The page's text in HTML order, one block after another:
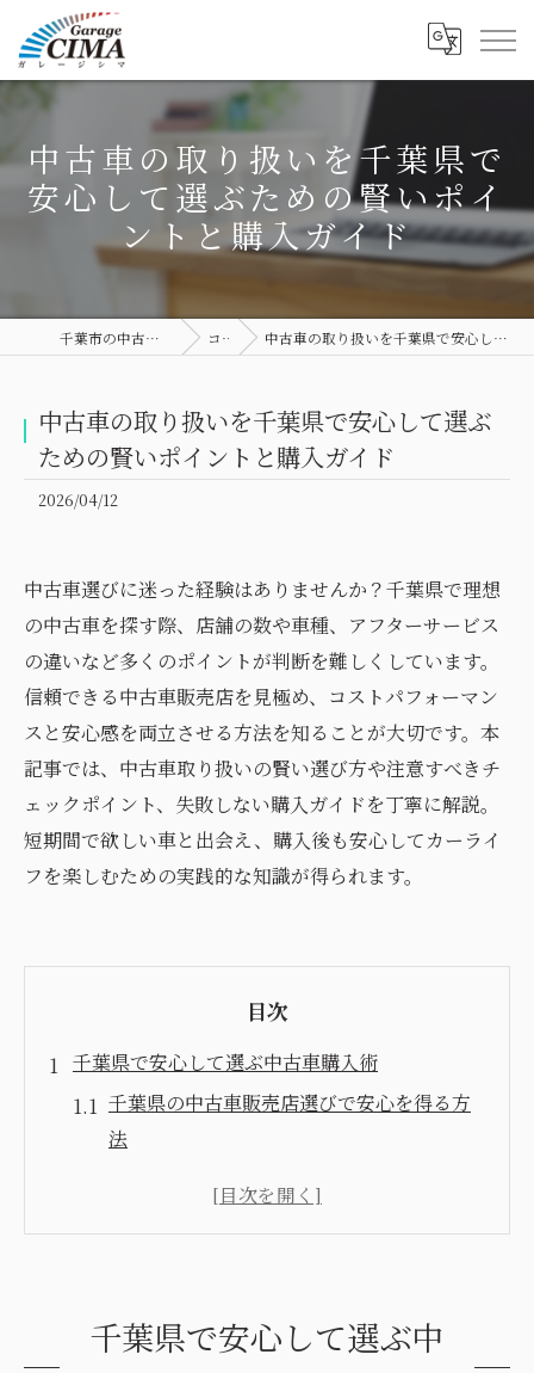
中古車の取り扱いを千葉県で
安心して選ぶための賢いポイ
ントと購入ガイド
千葉市の中古車ならGarage CIMA コラム 中古車の取り扱いを千葉県で安心して選ぶための賢いポイントと購入ガイド
中古車の取り扱いを千葉県で安心して選ぶ
ための賢いポイントと購入ガイド
2026/04/12
中古車選びに迷った経験はありませんか？千葉県で理想
の中古車を探す際、店舗の数や車種、アフターサービス
の違いなど多くのポイントが判断を難しくしています。
信頼できる中古車販売店を見極め、コストパフォーマン
スと安心感を両立させる方法を知ることが大切です。本
記事では、中古車取り扱いの賢い選び方や注意すべきチ
ェックポイント、失敗しない購入ガイドを丁寧に解説。
短期間で欲しい車と出会え、購入後も安心してカーライ
フを楽しむための実践的な知識が得られます。
目次
千葉県で安心して選ぶ中古車購入術
千葉県の中古車販売店選びで安心を得る方
法
千葉県で中古車を安く買うための賢い比較
千葉県で安心して選ぶ中